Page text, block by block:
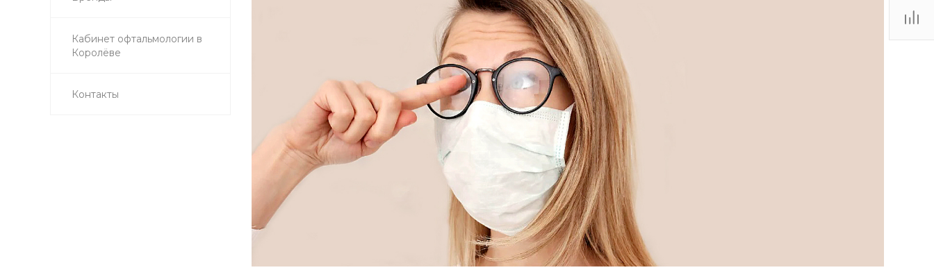
+7 (926) 092 4274
г. Королёв, пр-т
Космонавтов, д.15, ТЦ
"САТУРН", 1 этаж, пом. IV-
(0-9)
Пн-Пт: 10:00-19:45
Сб: 10:00-19:30
Вс: 10:00-19:00
1 мая: 10:00-19:00
9 мая: 10:00-19:00
Кабинет офтальмологии в
Королёве
Контакты